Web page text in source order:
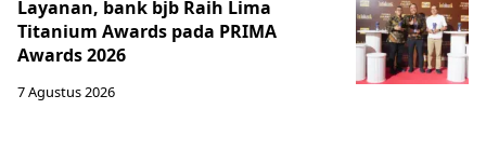
Layanan, bank bjb Raih Lima
Titanium Awards pada PRIMA
Awards 2026
7 Agustus 2026